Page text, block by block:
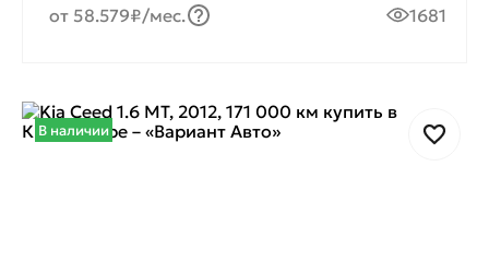
от 58.579₽/мес. 1681
В наличии